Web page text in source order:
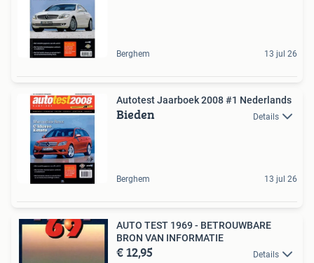
Berghem 13 jul 26
Autotest Jaarboek 2008 #1 Nederlands
Bieden Details
Berghem 13 jul 26
AUTO TEST 1969 - BETROUWBARE
BRON VAN INFORMATIE
€ 12,95 Details